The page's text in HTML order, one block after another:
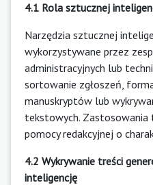
4.1 Rola sztucznej
Narzędzia sztucznej
wykorzystywane przez
administracyjnych lub
sortowanie zgłoszeń,
manuskryptów lub
tekstowych. Zastosowania
pomocy redakcyjnej o
4.2 Wykrywanie treści
inteligencję